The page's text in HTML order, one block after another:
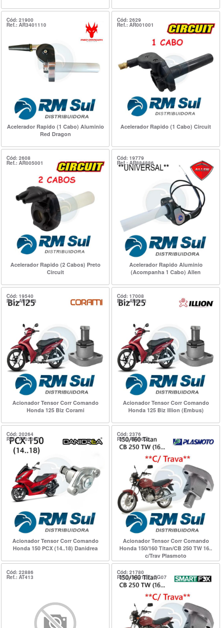
Cód: 21900
Ref.: AR3401110
Acelerador Rapido (1 Cabo) Aluminio
Red Dragon
Cód: 2629
Ref.: AR001001
Acelerador Rapido (1 Cabo) Circuit
Cód: 2608
Ref.: AR005001
Acelerador Rapido (2 Cabos) Preto
Circuit
Cód: 19779
Ref.: AR884886
Acelerador Rapido Aluminio
(Acompanha 1 Cabo) Allen
Cód: 19540
Ref.: AT1008
Acionador Tensor Corr Comando
Honda 125 Biz Corami
Cód: 17008
Ref.: AT8861
Acionador Tensor Corr Comando
Honda 125 Biz Illion (Embus)
Cód: 20264
Ref.: AT02007
Acionador Tensor Corr Comando
Honda 150 PCX (14..18) Danidrea
Cód: 2376
Ref.: AT01002
Acionador Tensor Corr Comando
Honda 150/160 Titan/CB 250 TW 16..
c/Trav Plasmoto
Cód: 22886
Ref.: AT413
Cód: 21780
Ref.: 11471BF1CG07